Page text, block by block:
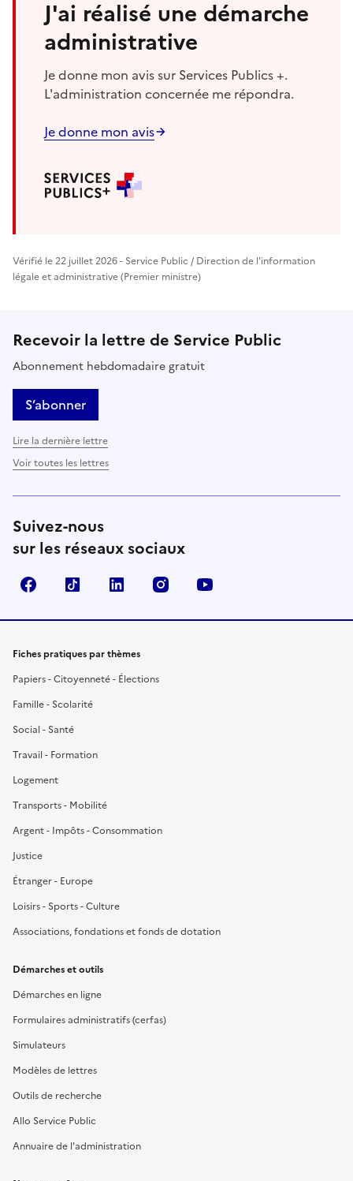
J'ai réalisé une démarche
administrative
Je donne mon avis sur Services Publics +.
L'administration concernée me répondra.
Je donne mon avis
Vérifié le 22 juillet 2026 - Service Public / Direction de l'information
légale et administrative (Premier ministre)
Recevoir la lettre de Service Public
Abonnement hebdomadaire gratuit
S’abonner
Lire la dernière lettre
Voir toutes les lettres
Suivez-nous
sur les réseaux sociaux
FacebookTikTok LinkedIn Instagram
Fiches pratiques par thèmes
Papiers - Citoyenneté - Élections
Famille - Scolarité
Social - Santé
Travail - Formation
Logement
Transports - Mobilité
Argent - Impôts - Consommation
Justice
Étranger - Europe
Loisirs - Sports - Culture
Associations, fondations et fonds de dotation
Démarches et outils
Démarches en ligne
Formulaires administratifs (cerfas)
Simulateurs
Modèles de lettres
Outils de recherche
Allo Service Public
Annuaire de l'administration